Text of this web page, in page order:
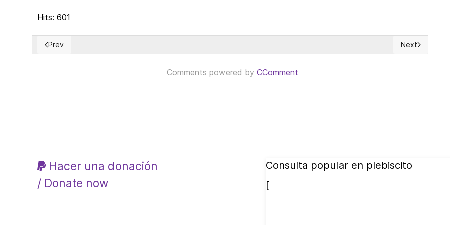
Hits: 601
Previous article: The Organization of American States (OAS) at a crossroads; either it defends democracy or it
Prev Next article:
Next
Comments powered byCComment
Hacer una donación
/ Donate now
Consulta popular en plebiscito
[